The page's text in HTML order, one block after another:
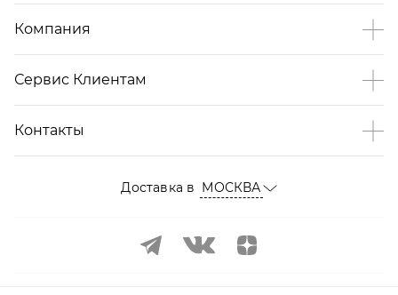
Компания
Сервис Клиентам
Контакты
Доставка в МОСКВА